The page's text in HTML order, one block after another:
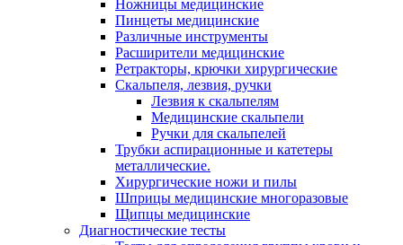
Ножницы медицинские
Пинцеты медицинские
Различные инструменты
Расширители медицинские
Ретракторы, крючки хирургические
Скальпеля, лезвия, ручки
Лезвия к скальпелям
Медицинские скальпели
Ручки для скальпелей
Трубки аспирационные и катетеры
металлические.
Хирургические ножи и пилы
Шприцы медицинские многоразовые
Щипцы медицинские
Диагностические тесты